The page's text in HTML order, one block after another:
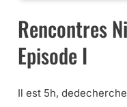
Rencontres
Episode I
Il est 5h,